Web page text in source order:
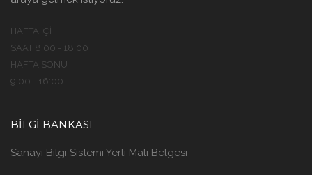
HAFTA İÇI
SAAT 8:00 - 18:00
HAFTA SONU
9:00 - 16:00
BILGI BANKASI
Sanayi Bilgi Sistemi Yerli Malı Belgesi